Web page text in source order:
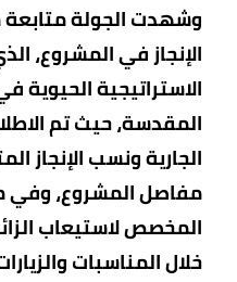
وشهدت الجولة متابعة
الإنجاز في المشروع،
الاستراتيجية الحيوية
المقدسة، حيث تم
الجارية ونسب الإنجاز
مفاصل المشروع، وفي
المخصص لاستيعاب
خلال المناسبات